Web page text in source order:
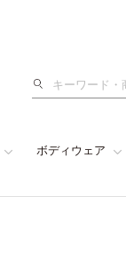
検
ボディウェア